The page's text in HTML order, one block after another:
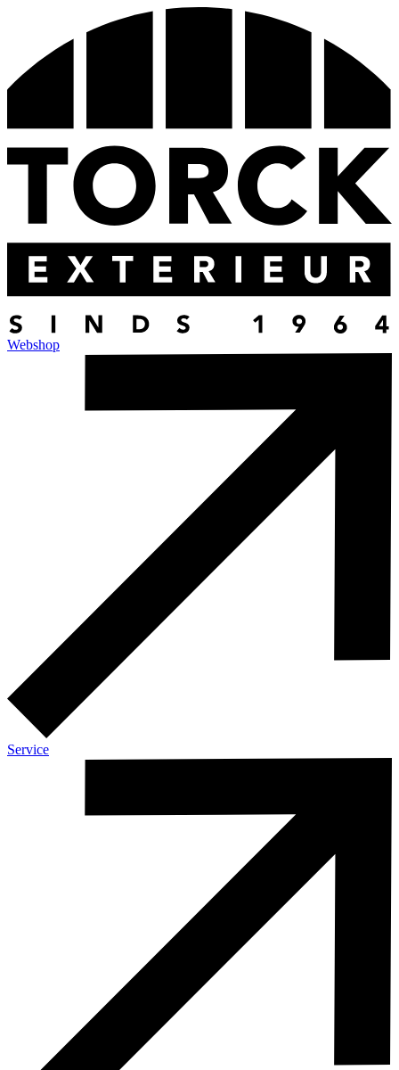
Webshop
Service